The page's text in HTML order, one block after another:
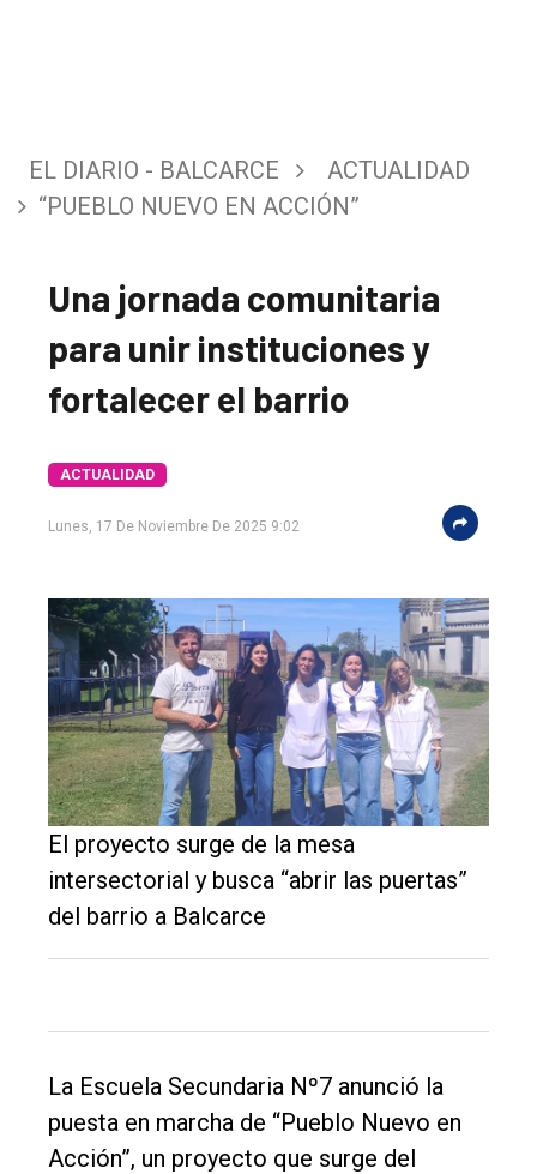
Balcarce
EL DIARIO - BALCARCE
ACTUALIDAD
“PUEBLO NUEVO EN ACCIÓN”
Una jornada comunitaria
para unir instituciones y
fortalecer el barrio
ACTUALIDAD
Lunes, 17 De Noviembre De 2025 9:02
El proyecto surge de la mesa
intersectorial y busca “abrir las puertas”
del barrio a Balcarce
La Escuela Secundaria Nº7 anunció la
puesta en marcha de “Pueblo Nuevo en
Acción”, un proyecto que surge del